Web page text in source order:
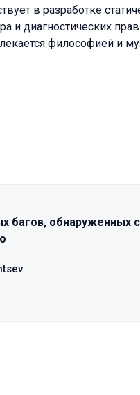
в разработке
и диагностических
философией и
Moscow season
багов, обнаруженных с